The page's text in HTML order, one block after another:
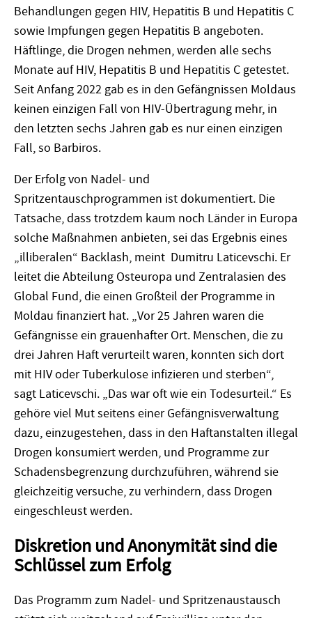
Behandlungen gegen HIV, Hepatitis B und Hepatitis C
sowie Impfungen gegen Hepatitis B angeboten.
Häftlinge, die Drogen nehmen, werden alle sechs
Monate auf HIV, Hepatitis B und Hepatitis C getestet.
Seit Anfang 2022 gab es in den Gefängnissen Moldaus
keinen einzigen Fall von HIV-Übertragung mehr, in
den letzten sechs Jahren gab es nur einen einzigen
Fall, so Barbiros.
Der Erfolg von Nadel- und
Spritzentauschprogrammen ist dokumentiert. Die
Tatsache, dass trotzdem kaum noch Länder in Europa
solche Maßnahmen anbieten, sei das Ergebnis eines
„illiberalen“ Backlash, meint Dumitru Laticevschi. Er
leitet die Abteilung Osteuropa und Zentralasien des
Global Fund, die einen Großteil der Programme in
Moldau finanziert hat. „Vor 25 Jahren waren die
Gefängnisse ein grauenhafter Ort. Menschen, die zu
drei Jahren Haft verurteilt waren, konnten sich dort
mit HIV oder Tuberkulose infizieren und sterben“,
sagt Laticevschi. „Das war oft wie ein Todesurteil.“ Es
gehöre viel Mut seitens einer Gefängnisverwaltung
dazu, einzugestehen, dass in den Haftanstalten illegal
Drogen konsumiert werden, und Programme zur
Schadensbegrenzung durchzuführen, während sie
gleichzeitig versuche, zu verhindern, dass Drogen
eingeschleust werden.
Diskretion und Anonymität sind die
Schlüssel zum Erfolg
Das Programm zum Nadel- und Spritzenaustausch